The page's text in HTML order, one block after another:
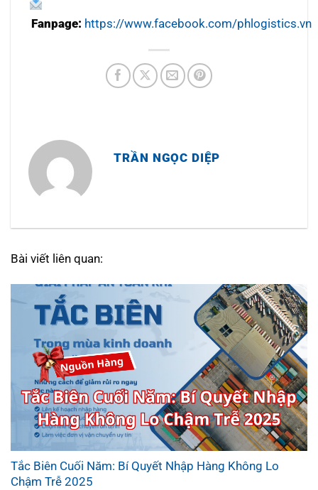
Fanpage: https://www.facebook.com/phlogistics.vn
TRẦN NGỌC DIỆP
Bài viết liên quan:
Tắc Biên Cuối Năm: Bí Quyết Nhập Hàng Không Lo
Chậm Trễ 2025